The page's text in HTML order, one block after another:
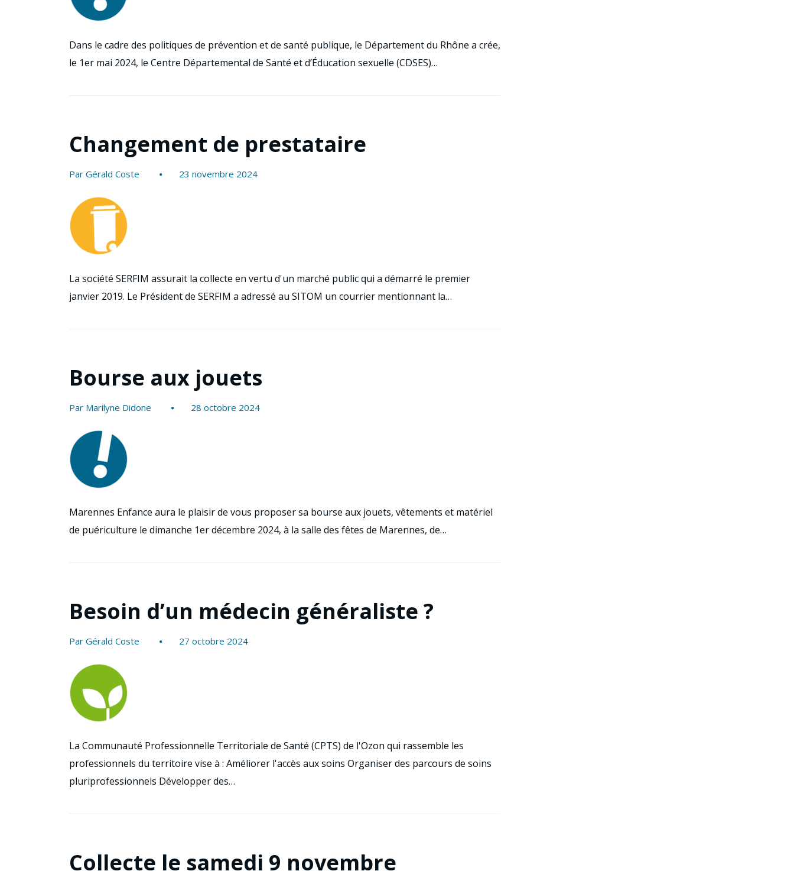
Dans le cadre des politiques de prévention et de santé publique, le Département du Rhône a crée,
le 1er mai 2024, le Centre Départemental de Santé et d’Éducation sexuelle (CDSES)…
Changement de prestataire
Par Gérald Coste 23 novembre 2024
La société SERFIM assurait la collecte en vertu d'un marché public qui a démarré le premier
janvier 2019. Le Président de SERFIM a adressé au SITOM un courrier mentionnant la…
Bourse aux jouets
Par Marilyne Didone 28 octobre 2024
Marennes Enfance aura le plaisir de vous proposer sa bourse aux jouets, vêtements et matériel
de puériculture le dimanche 1er décembre 2024, à la salle des fêtes de Marennes, de…
Besoin d’un médecin généraliste ?
Par Gérald Coste 27 octobre 2024
La Communauté Professionnelle Territoriale de Santé (CPTS) de l'Ozon qui rassemble les
professionnels du territoire vise à : Améliorer l'accès aux soins Organiser des parcours de soins
pluriprofessionnels Développer des…
Collecte le samedi 9 novembre